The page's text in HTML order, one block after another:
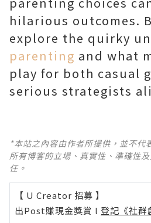
hilarious outcomes.
explore the quirky
parenting and what
play for both casual
serious strategists
*本站之內容由作者所提供，並不代
所有博客的立場、真實性、準確性
任。
【 U Creator 招募 】
出Post賺現金獎賞 l 登記《社群